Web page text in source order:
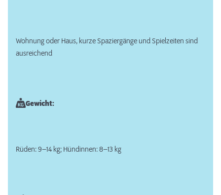
Wohnung oder Haus, kurze Spaziergänge und Spielzeiten sind
ausreichend
Gewicht:
Rüden: 9–14 kg; Hündinnen: 8–13 kg